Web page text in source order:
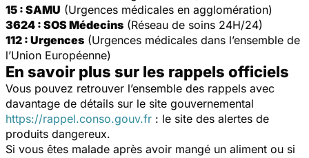
15 : SAMU (Urgences médicales en agglomération)
3624 : SOS Médecins (Réseau de soins 24H/24)
112 : Urgences (Urgences médicales dans l’ensemble de
l’Union Européenne)
En savoir plus sur les rappels officiels
Vous pouvez retrouver l’ensemble des rappels avec
davantage de détails sur le site gouvernemental
https://rappel.conso.gouv.fr : le site des alertes de
produits dangereux.
Si vous êtes malade après avoir mangé un aliment ou si